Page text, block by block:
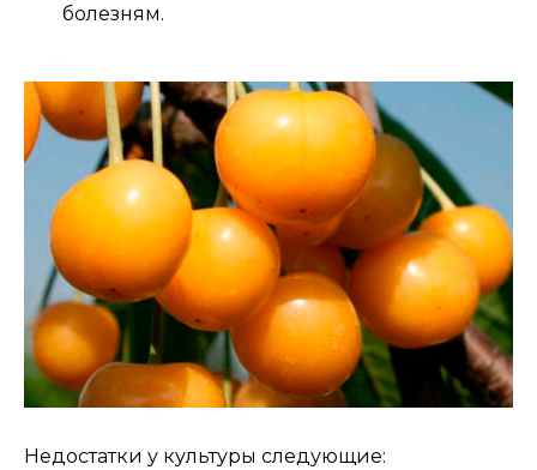
болезням.
Недостатки у культуры следующие: